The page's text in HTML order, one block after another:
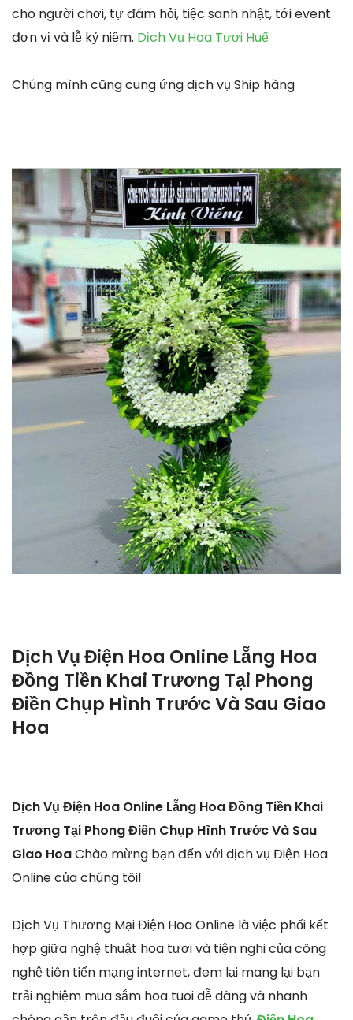
cho người chơi, tự đám hỏi, tiệc sanh nhật, tới event
đơn vị và lễ kỷ niệm. Dịch Vụ Hoa Tươi Huế
Chúng mình cũng cung ứng dịch vụ Ship hàng
Dịch Vụ Điện Hoa Online Lẵng Hoa
Đồng Tiền Khai Trương Tại Phong
Điền Chụp Hình Trước Và Sau Giao
Hoa
Dịch Vụ Điện Hoa Online Lẵng Hoa Đồng Tiền Khai
Trương Tại Phong Điền Chụp Hình Trước Và Sau
Giao HoaChào mừng bạn đến với dịch vụ Điện Hoa
Online của chúng tôi!
Dịch Vụ Thương Mại Điện Hoa Online là việc phối kết
hợp giữa nghệ thuật hoa tươi và tiện nghi của công
nghệ tiên tiến mạng internet, đem lại mang lại bạn
trải nghiệm mua sắm hoa tuoi dễ dàng và nhanh